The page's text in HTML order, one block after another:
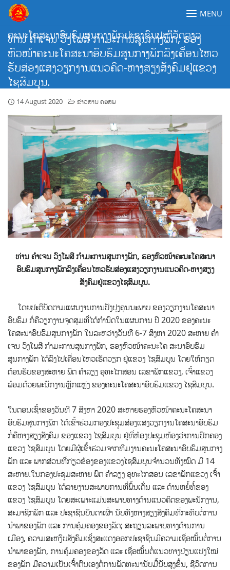
Skip
content
ຄະນະໂຄສະນາອົບຮົມສູນກາງພັກປະຊາຊົນປະຕິວັດລາວ
MENU
ທ່ານ ຄຳເຈນ ວົງໂພສີ ກຳມະການສູນກາງພັກ, ຮອງ
ຫົວໜ້າຄະນະໂຄສະນາອົບຮົມສູນກາງພັກລົງເຄື່ອນໄຫວ
ຮັບສ່ອງແສງວຽກງານແນວຄິດ-ຫາງສຽງສັງຄົມຢູ່ແຂວງ
ໄຊສົມບູນ.
14 August 2020 ຂ່າວສານ ຄອສພ
ທ່ານ ຄຳເຈນ ວົງໂພສີ ກຳມະການສູນກາງພັກ, ຮອງຫົວໜ້າຄະນະໂຄສະນາ
ອົບຮົມສູນກາງພັກລົງເຄື່ອນໄຫວຮັບສ່ອງແສງວຽກງານແນວຄິດ-ຫາງສຽງ
ສັງຄົມຢູ່ແຂວງໄຊສົມບູນ.
ໂດຍປະຕິບັດຕາມແຜນງານການປັງປຸງຄຸນນະພາບ ຂອງວຽກງານໂຄສະນາ
ອົບຮົມ ກໍ່ຄືວຽກງານຈຸດສຸມທີ່ໄດ້ກຳນົດໃນແຜນການ ປີ 2020 ຂອງຄະນະ
ໂຄສະນາອົບຮົມສູນກາງພັກ ໃນລະຫວ່າງວັນທີ 6-7 ສິງຫາ 2020ສະຫາຍ ຄໍາ
ເຈນ ວົງໂພສີ ກໍາມະການສູນກາງພັກ, ຮອງຫົວໜ້າຄະນະໂຄ ສະນາອົບຮົມ
ສູນກາງພັກ ໄດ້ລົງໄປເຄື່ອນໄຫວເຮັດວຽກ ຢູ່ແຂວງ ໄຊສົມບູນ ໂດຍໃຫ້ກຽດ
ຕ້ອນຮັບຂອງສະຫາຍ ພົຕ ຄໍາລຽງ ອຸທະໄກສອນ ເລຂາພັກແຂວງ, ເຈົ້າແຂວງ
ພ້ອມດ້ວຍພະນັກງານຫຼັກແຫຼ່ງ ຂອງຄະນະໂຄສະນາອົບຮົມແຂວງ ໄຊສົມບູນ.
ໃນຕອນເຊົ້າຂອງວັນທີ 7 ສິງຫາ 2020 ສະຫາຍຮອງຫົວໜ້າຄະນະໂຄສະນາ
ອົບຮົມສູນກາງພັກ ໄດ້ເຂົ້າຮ່ວມກອງປະຊຸມສ່ອງແສງວຽກງານໂຄສະນາອົບຮົມ
ກໍ່ຄືຫາງສຽງສັງຄົມ ຂອງແຂວງ ໄຊສົມບູນ ຢູ່ທີ່ຫ້ອງປະຊຸມຫ້ອງວ່າການປົກຄອງ
ແຂວງ ໄຊສົມບູນ ໂດຍມີຜູ້ເຂົ້າຮ່ວມຈາກທີມງານຄະນະໂຄສະນາອົບຮົມສູນກາງ
ພັກ ແລະ ພາກສ່ວນທີ່ກ່ຽວຂ້ອງຂອງແຂວງໄຊສົມບູນຈຳນວນທັງໝົດ ມີ 14
ສະຫາຍ.ໃນກອງປະຊຸມສະຫາຍ ພົຕ ຄໍາລຽງ ອຸທະໄກສອນ ເລຂາພັກແຂວງ ເຈົ້າ
ແຂວງ ໄຊສົມບູນ ໄດ້ລາຍງານສະພາບການທີ່ພົ້ນເດັ່ນ ແລະ ດ້ານຫຍໍ້ທໍ້ຂອງ
ແຂວງ ໄຊສົມບູນ ໂດຍສະເພາະແມ່ນສະພາບທາງດ້ານແນວຄິດຂອງພະນັກງານ,
ສະມາຊິກພັກ ແລະ ປະຊາຊົນບັນດາເຜົ່າ ນັບທັງຫາງສຽງສັງຄົມທີ່ກະທົບຕໍ່ການ
ນໍາພາຂອງພັກ ແລະ ການຄຸ້ມຄອງຂອງລັດ; ສະຖຽນລະພາບທາງດ້ານການ
ເມືອງ, ຄວາມສະຫງົບສັງຄົມເຊິ່ງສະແດງອອກປະຊາຊົນມີຄວາມເຊື່ອໝັ້ນຕໍ່ການ
ນໍາພາຂອງພັກ, ການຄຸ້ມຄອງຂອງລັດ ແລະ ເຊື່ອໝັ້ນຕໍ່ແນວທາງປ່ຽນແປງໃໝ່
ຂອງພັກ ມີຄວາມເປັນເຈົ້າຕົນເອງຕໍ່ການພັດທະນານັບມື້ນັບສູງຂຶ້ນ, ຊີວິດການ